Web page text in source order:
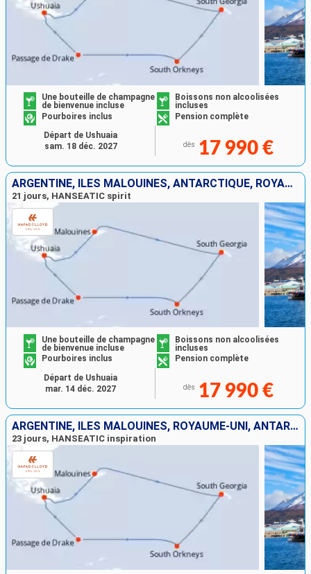
Une bouteille de champagne
de bienvenue incluse
Boissons non alcoolisées
incluses
Pourboires inclus
Pension complète
dès 17 990 €
Départ de Ushuaia
sam. 18 déc. 2027
ARGENTINE, ÎLES MALOUINES, ANTARCTIQUE, ROYAUME-UNI
21 jours, HANSEATIC spirit
Une bouteille de champagne
de bienvenue incluse
Boissons non alcoolisées
incluses
Pourboires inclus
Pension complète
dès 17 990 €
Départ de Ushuaia
mar. 14 déc. 2027
ARGENTINE, ÎLES MALOUINES, ROYAUME-UNI, ANTARCTIQUE
23 jours, HANSEATIC inspiration